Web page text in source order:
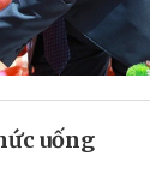
uống